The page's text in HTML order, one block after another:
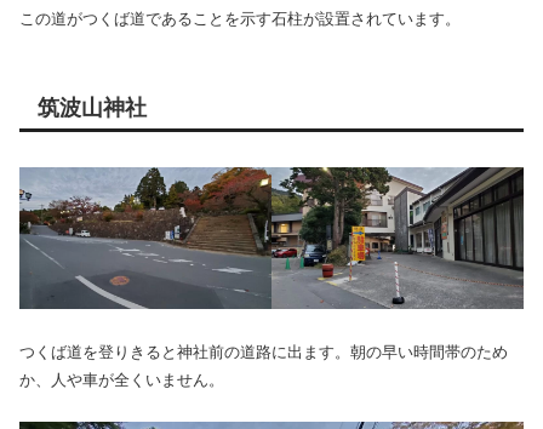
この道がつくば道であることを示す石柱が設置されています。
筑波山神社
つくば道を登りきると神社前の道路に出ます。朝の早い時間帯のため
か、人や車が全くいません。